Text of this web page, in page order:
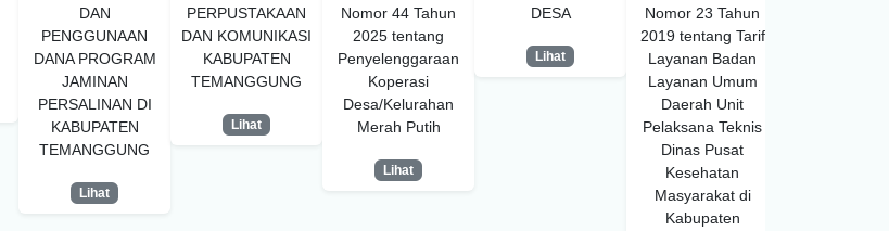
DAN
PENGGUNAAN
DANA PROGRAM
JAMINAN
PERSALINAN DI
KABUPATEN
TEMANGGUNG
Lihat
PERPUSTAKAAN
DAN KOMUNIKASI
KABUPATEN
TEMANGGUNG
Lihat
Nomor 44 Tahun
2025 tentang
Penyelenggaraan
Koperasi
Desa/Kelurahan
Merah Putih
Lihat
DESA
Lihat
Nomor 23 Tahun
2019 tentang Tarif
Layanan Badan
Layanan Umum
Daerah Unit
Pelaksana Teknis
Dinas Pusat
Kesehatan
Masyarakat di
Kabupaten